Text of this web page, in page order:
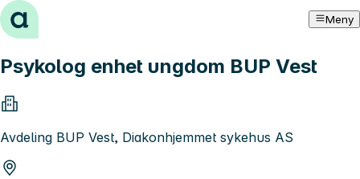
Hopp til innhold Meny
Psykolog enhet ungdom BUP Vest
Avdeling BUP Vest, Diakonhjemmet sykehus AS